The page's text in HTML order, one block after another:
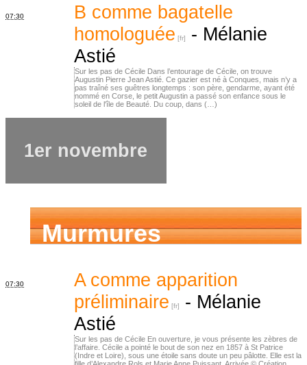
d’ancêtres
07:30
B comme bagatelle
homologuée
- Mélanie
Astié
Sur les pas de Cécile Dans l’entourage de Cécile, on trouve
Augustin Pierre Jean Astié. Ce gazier est né à Conques, mais n’y a
pas traîné ses guêtres longtemps : son père, gendarme, ayant été
nommé en Corse, le petit Augustin a passé son enfance sous le
soleil de l'île de Beauté. Du coup, dans (…)
1er novembre
Murmures
d’ancêtres
07:30
A comme apparition
préliminaire
- Mélanie
Astié
Sur les pas de Cécile En ouverture, je vous présente les zèbres de
l’affaire. Cécile a pointé le bout de son nez en 1857 à St Patrice
(Indre et Loire), sous une étoile sans doute un peu pâlotte. Elle est la